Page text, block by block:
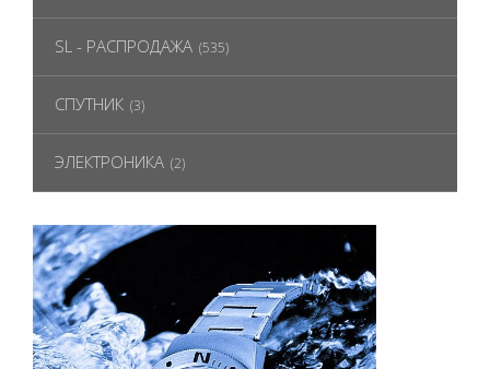
SL - РАСПРОДАЖА (535)
СПУТНИК (3)
ЭЛЕКТРОНИКА (2)